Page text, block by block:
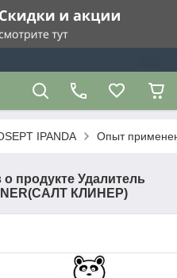
IPANDA Опыт
продукте Удалитель
КЛИНЕР)